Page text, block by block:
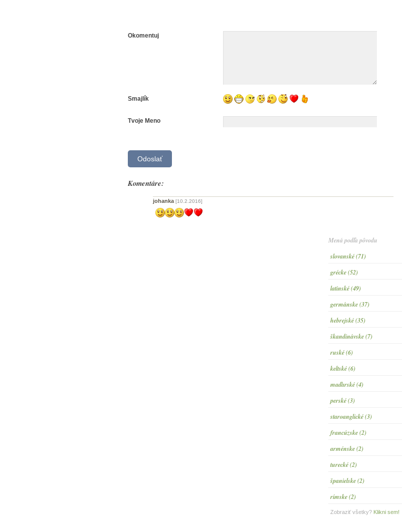
Okomentuj
Smajlík
Tvoje Meno
Komentáre:
johanka [10.2.2016]
Mená podľa pôvodu
slovanské (71)
grécke (52)
latinské (49)
germánske (37)
hebrejské (35)
škandinávske (7)
ruské (6)
keltské (6)
maďarské (4)
perské (3)
staroanglické (3)
francúzske (2)
arménske (2)
turecké (2)
španielske (2)
rímske (2)
Zobraziť všetky? Klikni sem!